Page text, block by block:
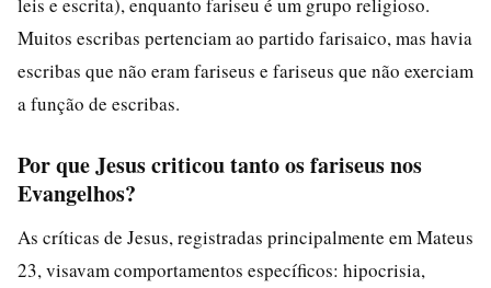
Muitos escribas pertenciam ao partido farisaico, mas havia
escribas que não eram fariseus e fariseus que não exerciam
a função de escribas.
Por que Jesus criticou tanto os fariseus nos
Evangelhos?
As críticas de Jesus, registradas principalmente em Mateus
23, visavam comportamentos específicos: hipocrisia,